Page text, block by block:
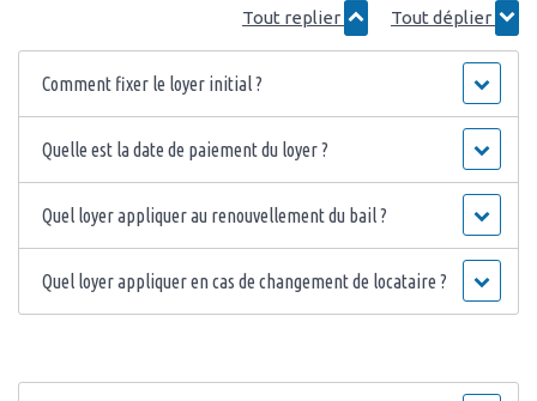
Tout replier Tout déplier
Comment fixer le loyer initial ?
Quelle est la date de paiement du loyer ?
Quel loyer appliquer au renouvellement du bail ?
Quel loyer appliquer en cas de changement de locataire ?